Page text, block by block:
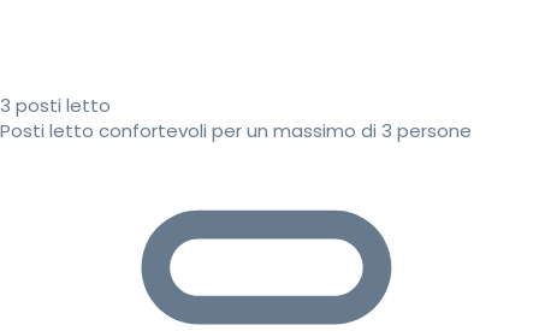
3 posti letto
Posti letto confortevoli per un massimo di 3 persone